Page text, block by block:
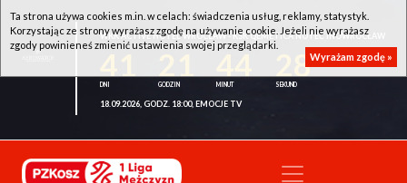
WKK ACTIVE HOTEL WROCŁAW - KSK QEMETICA NOTEĆ INOWROCŁAW
28
18.09.2026, GODZ. 18:00, EMOCJE TV
Ta strona używa cookies m.in. w celach: świadczenia usług, reklamy, statystyk.
Korzystając ze strony wyrażasz zgodę na używanie cookie. Jeżeli nie wyrażasz
zgody powinieneś zmienić ustawienia swojej przeglądarki.
Wyrażam zgodę »